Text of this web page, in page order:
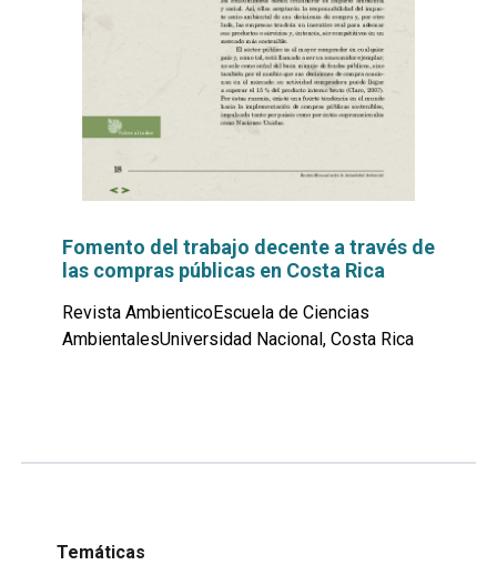
Fomento del trabajo decente a través de
las compras públicas en Costa Rica
Revista AmbienticoEscuela de Ciencias
AmbientalesUniversidad Nacional, Costa Rica
Temáticas